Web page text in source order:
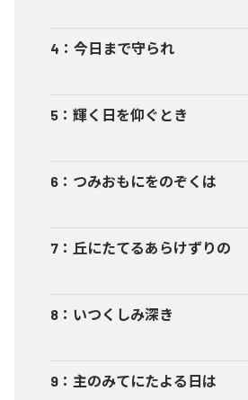
4 ： 今日まで守られ
5 ： 輝く日を仰ぐとき
6 ： つみおもにをのぞくは
7 ： 丘にたてるあらけずりの
8 ： いつくしみ深き
9 ： 主のみてにたよる日は